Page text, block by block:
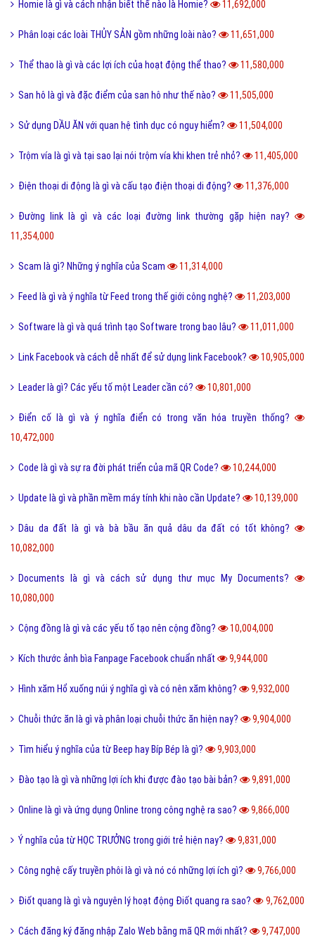
Homie là gì và cách nhận biết thế nào là Homie? 11,692,000
Phân loại các loài THỦY SẢN gồm những loài nào? 11,651,000
Thể thao là gì và các lợi ích của hoạt động thể thao? 11,580,000
San hô là gì và đặc điểm của san hô như thế nào? 11,505,000
Sử dụng DẦU ĂN với quan hệ tình dục có nguy hiểm? 11,504,000
Trộm vía là gì và tại sao lại nói trộm vía khi khen trẻ nhỏ? 11,405,000
Điện thoại di động là gì và cấu tạo điện thoại di động? 11,376,000
Đường link là gì và các loại đường link thường gặp hiện nay?
11,354,000
Scam là gì? Những ý nghĩa của Scam 11,314,000
Feed là gì và ý nghĩa từ Feed trong thế giới công nghệ? 11,203,000
Software là gì và quá trình tạo Software trong bao lâu? 11,011,000
Link Facebook và cách dễ nhất để sử dụng link Facebook? 10,905,000
Leader là gì? Các yếu tố một Leader cần có? 10,801,000
Điển cố là gì và ý nghĩa điển có trong văn hóa truyền thống?
10,472,000
Code là gì và sự ra đời phát triển của mã QR Code? 10,244,000
Update là gì và phần mềm máy tính khi nào cần Update? 10,139,000
Dâu da đất là gì và bà bầu ăn quả dâu da đất có tốt không?
10,082,000
Documents là gì và cách sử dụng thư mục My Documents?
10,080,000
Cộng đồng là gì và các yếu tố tạo nên cộng đồng? 10,004,000
Kích thước ảnh bìa Fanpage Facebook chuẩn nhất 9,944,000
Hình xăm Hổ xuống núi ý nghĩa gì và có nên xăm không? 9,932,000
Chuỗi thức ăn là gì và phân loại chuỗi thức ăn hiện nay? 9,904,000
Tìm hiểu ý nghĩa của từ Beep hay Bíp Bép là gì? 9,903,000
Đào tạo là gì và những lợi ích khi được đào tạo bài bản? 9,891,000
Online là gì và ứng dụng Online trong công nghệ ra sao? 9,866,000
Ý nghĩa của từ HỌC TRƯỞNG trong giới trẻ hiện nay? 9,831,000
Công nghệ cấy truyền phôi là gì và nó có những lợi ích gì? 9,766,000
Điốt quang là gì và nguyên lý hoạt động Điốt quang ra sao? 9,762,000
Cách đăng ký đăng nhập Zalo Web bằng mã QR mới nhất? 9,747,000